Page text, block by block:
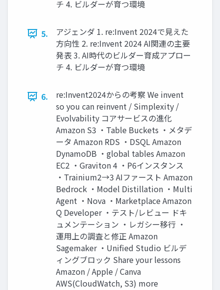
チ 4. ビルダーが育つ環境
5.
アジェンダ 1. re:Invent 2024で見えた
方向性 2. re:Invent 2024 AI関連の主要
発表 3. AI時代のビルダー育成アプロー
チ 4. ビルダーが育つ環境
6.
re:Invent2024からの考察 We invent
so you can reinvent / Simplexity /
Evolvability コアサービスの進化
Amazon S3 ・Table Buckets ・メタデ
ータ Amazon RDS ・DSQL Amazon
DynamoDB ・global tables Amazon
EC2 ・Graviton 4 ・P6インスタンス
・Trainium2→3 AIファースト Amazon
Bedrock ・Model Distillation ・Multi
Agent ・Nova ・Marketplace Amazon
Q Developer ・テスト/レビュー ドキ
ュメンテーション ・レガシー移行 ・
運用上の調査と修正 Amazon
Sagemaker ・Unified Studio ビルデ
ィングブロック Share your lessons
Amazon / Apple / Canva
AWS(CloudWatch, S3) more